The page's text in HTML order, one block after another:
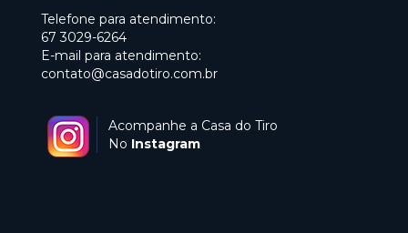
Telefone para atendimento:
67 3029-6264
E-mail para atendimento:
contato@casadotiro.com.br
Acompanhe a Casa do Tiro
No Instagram